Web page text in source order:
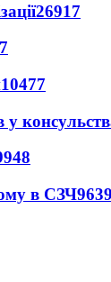
26917
10477
у
в СЗЧ9639